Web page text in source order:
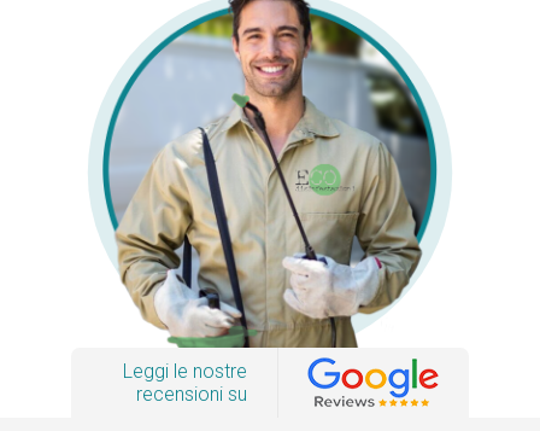
Leggi le nostre
recensioni su